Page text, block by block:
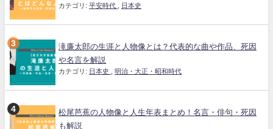
カテゴリ: 平安時代 日本史
滝廉太郎の生涯と人物像とは？代表的な曲や作品、死因
や名言を解説
カテゴリ: 日本史 明治・大正・昭和時代
松尾芭蕉の人物像と人生年表まとめ！名言・俳句・死因
も解説